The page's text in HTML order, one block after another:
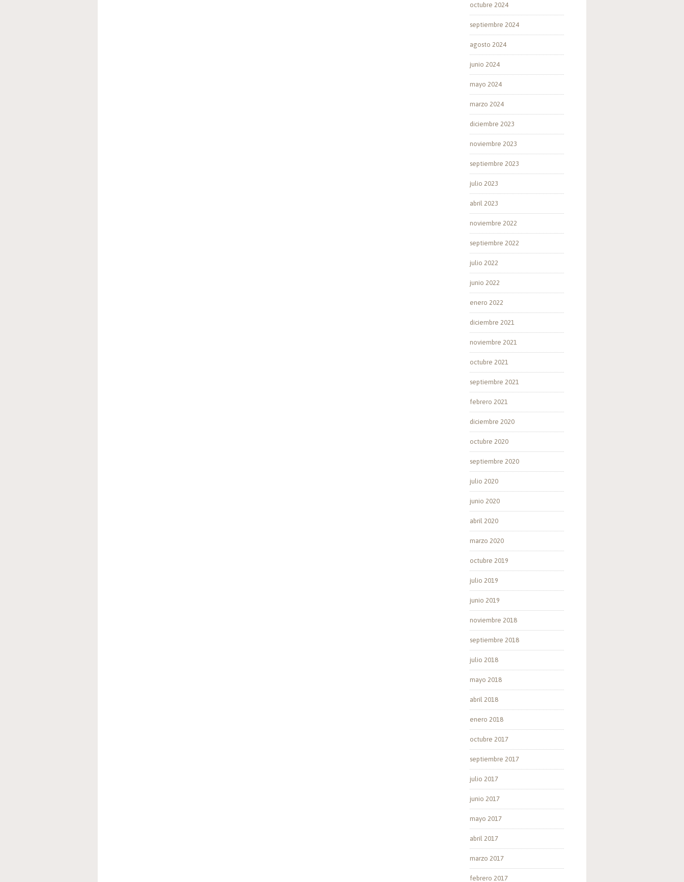
octubre 2024
septiembre 2024
agosto 2024
junio 2024
mayo 2024
marzo 2024
diciembre 2023
noviembre 2023
septiembre 2023
julio 2023
abril 2023
noviembre 2022
septiembre 2022
julio 2022
junio 2022
enero 2022
diciembre 2021
noviembre 2021
octubre 2021
septiembre 2021
febrero 2021
diciembre 2020
octubre 2020
septiembre 2020
julio 2020
junio 2020
abril 2020
marzo 2020
octubre 2019
julio 2019
junio 2019
noviembre 2018
septiembre 2018
julio 2018
mayo 2018
abril 2018
enero 2018
octubre 2017
septiembre 2017
julio 2017
junio 2017
mayo 2017
abril 2017
marzo 2017
febrero 2017